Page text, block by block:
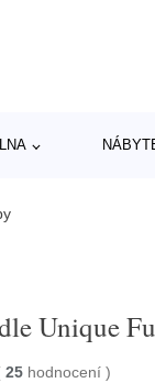
Unique
25 hodnocení)